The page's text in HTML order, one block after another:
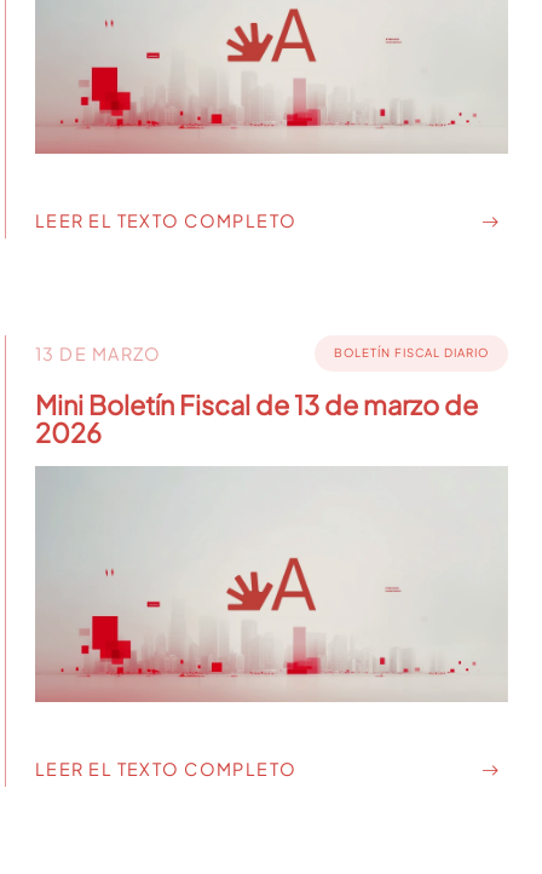
LEER EL TEXTO COMPLETO
13 DE MARZO BOLETÍN FISCAL DIARIO
Mini Boletín Fiscal de 13 de marzo de
2026
LEER EL TEXTO COMPLETO